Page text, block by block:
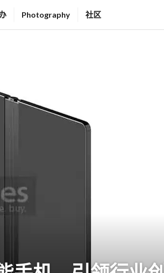
Photography 社区